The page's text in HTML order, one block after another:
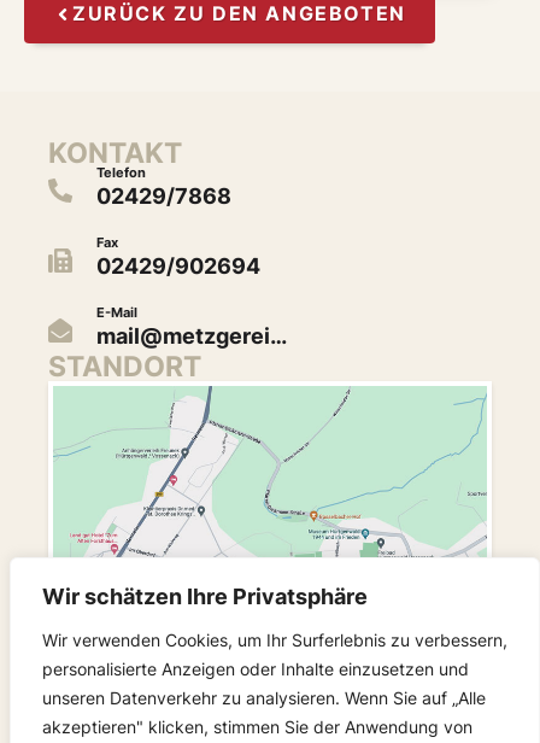
Wir schätzen Ihre Privatsphäre
Wir verwenden Cookies, um Ihr Surferlebnis zu verbessern,
personalisierte Anzeigen oder Inhalte einzusetzen und
unseren Datenverkehr zu analysieren. Wenn Sie auf „Alle
akzeptieren" klicken, stimmen Sie der Anwendung von
ZURÜCK ZU DEN ANGEBOTEN
KONTAKT
Telefon
02429/7868
Fax
02429/902694
E-Mail
mail@metzgerei…
STANDORT
FOLGEN SIE UNS